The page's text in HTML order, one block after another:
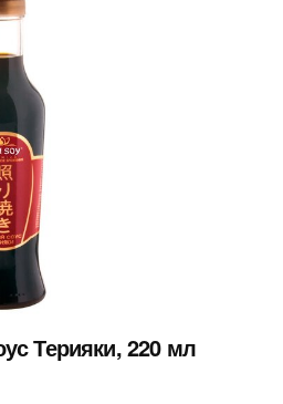
Терияки, 220 мл